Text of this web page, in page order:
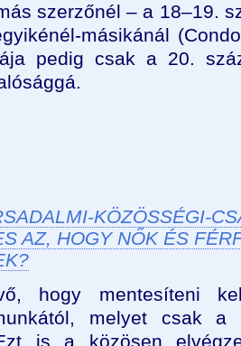
szerzőnél – a 18–19.
másikánál
pedig csak a 20.
KÖZÖSSÉGI-
AZ, HOGY NŐK ÉS
hogy mentesíteni
melyet csak a
is a közösen